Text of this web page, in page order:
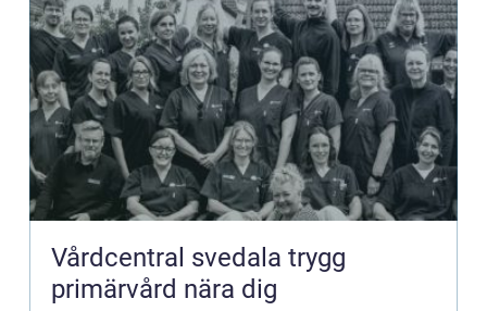
Vårdcentral svedala trygg
primärvård nära dig